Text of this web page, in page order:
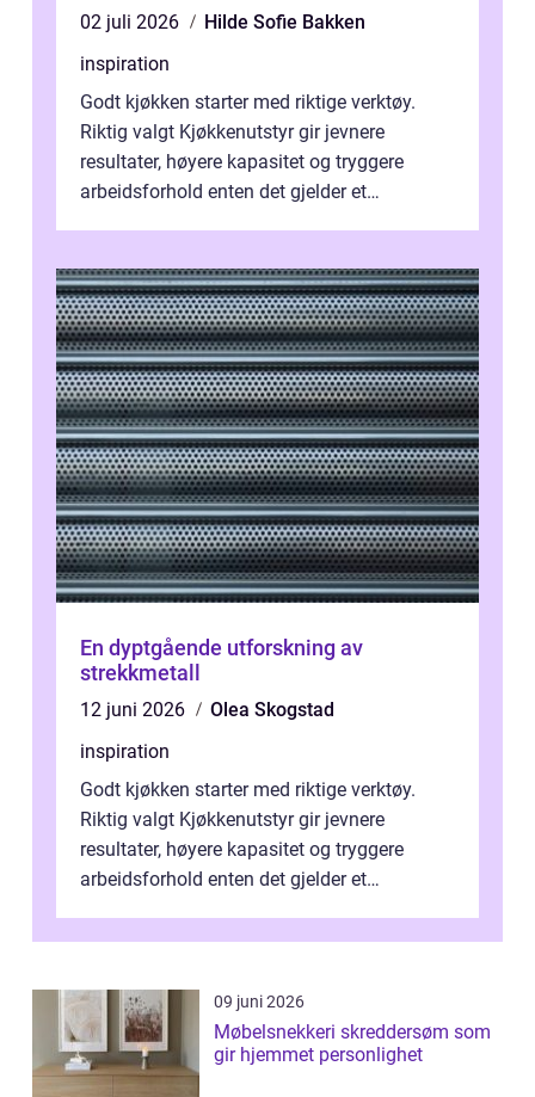
02 juli 2026
Hilde Sofie Bakken
inspiration
Godt kjøkken starter med riktige verktøy.
Riktig valgt Kjøkkenutstyr gir jevnere
resultater, høyere kapasitet og tryggere
arbeidsforhold enten det gjelder et
En dyptgående utforskning av
strekkmetall
12 juni 2026
Olea Skogstad
inspiration
Godt kjøkken starter med riktige verktøy.
Riktig valgt Kjøkkenutstyr gir jevnere
resultater, høyere kapasitet og tryggere
arbeidsforhold enten det gjelder et
09 juni 2026
Møbelsnekkeri skreddersøm som
gir hjemmet personlighet